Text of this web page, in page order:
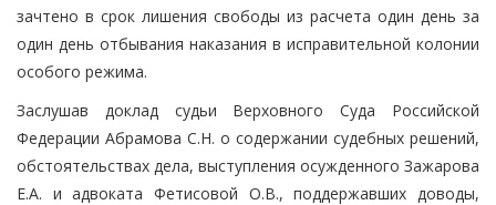
зачтено в срок лишения свободы из расчета один день за
один день отбывания наказания в исправительной колонии
особого режима.
Заслушав доклад судьи Верховного Суда Российской
Федерации Абрамова С.Н. о содержании судебных решений,
обстоятельствах дела, выступления осужденного Зажарова
Е.А. и адвоката Фетисовой О.В., поддержавших доводы,